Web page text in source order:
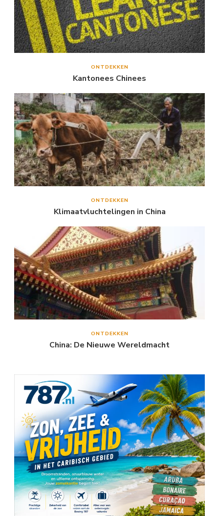
ONTDEKKEN
Kantonees Chinees
ONTDEKKEN
Klimaatvluchtelingen in China
ONTDEKKEN
China: De Nieuwe Wereldmacht